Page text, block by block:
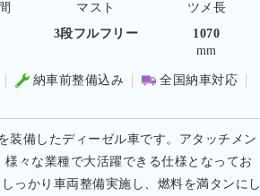
マスト
ツメ長
3段フルフリー
1070
mm
納車前整備込み
全国納車対応
装備したディーゼル車です。アタッチメン
々な業種で大活躍できる仕様となってお
っかり車両整備実施し、燃料を満タンにし